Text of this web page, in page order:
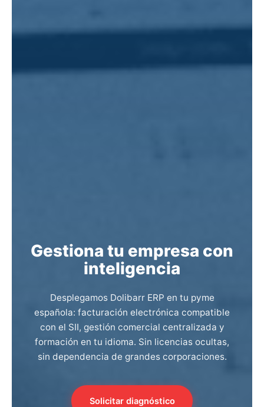
Gestiona tu empresa con
inteligencia
Desplegamos Dolibarr ERP en tu pyme
española: facturación electrónica compatible
con el SII, gestión comercial centralizada y
formación en tu idioma. Sin licencias ocultas,
sin dependencia de grandes corporaciones.
Solicitar diagnóstico